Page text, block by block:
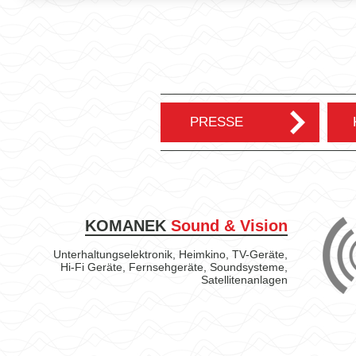
PRESSE
KOMANEK Sound & Vision
Unterhaltungselektronik, Heimkino, TV-Geräte,
Hi-Fi Geräte, Fernsehgeräte, Soundsysteme,
Satellitenanlagen